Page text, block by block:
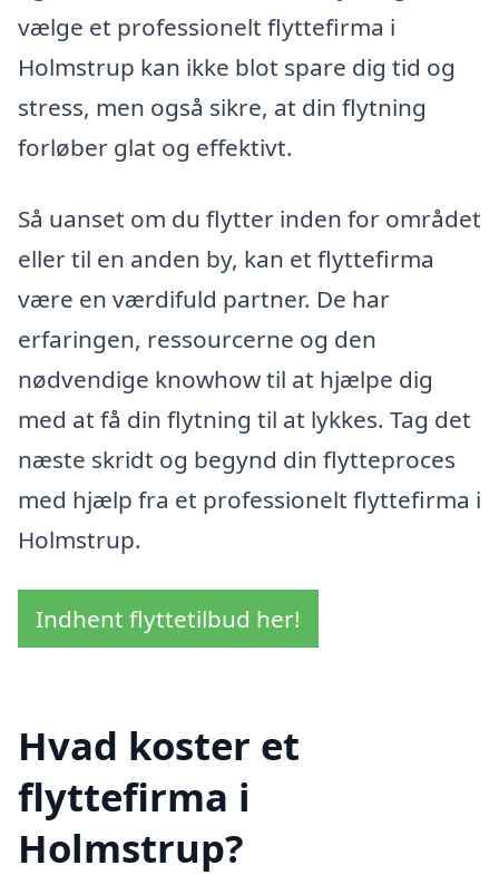
vælge et professionelt flyttefirma i
Holmstrup kan ikke blot spare dig tid og
stress, men også sikre, at din flytning
forløber glat og effektivt.
Så uanset om du flytter inden for området
eller til en anden by, kan et flyttefirma
være en værdifuld partner. De har
erfaringen, ressourcerne og den
nødvendige knowhow til at hjælpe dig
med at få din flytning til at lykkes. Tag det
næste skridt og begynd din flytteproces
med hjælp fra et professionelt flyttefirma i
Holmstrup.
Indhent flyttetilbud her!
Hvad koster et
flyttefirma i
Holmstrup?